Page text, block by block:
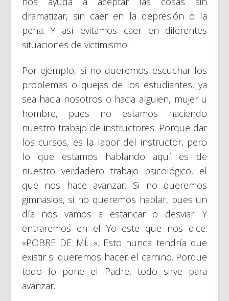
dramatizar, sin caer en la depresión o la
pena. Y así evitamos caer en diferentes
situaciones de victimismo.
Por ejemplo, si no queremos escuchar los
problemas o quejas de los estudiantes, ya
sea hacia nosotros o hacia alguien, mujer u
hombre, pues no estamos haciendo
nuestro trabajo de instructores. Porque dar
los cursos, es la labor del instructor, pero
lo que estamos hablando aquí es de
nuestro verdadero trabajo psicológico, el
que nos hace avanzar. Si no queremos
gimnasios, si no queremos hablar, pues un
día nos vamos a estancar o desviar. Y
entraremos en el Yo este que nos dice:
«POBRE DE MÍ…». Esto nunca tendría que
existir si queremos hacer el camino. Porque
todo lo pone el Padre, todo sirve para
avanzar.